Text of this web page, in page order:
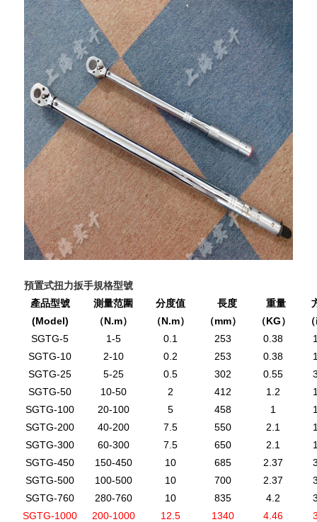
預置式扭力扳手規格型號
產品型號
(Model)
測量范圍
（N.m）
分度值
（N.m）
長度
（mm）
重量
（KG ）
SGTG-5
1-5 0.1 253 0.38
SGTG-10
2-10 0.2 253 0.38
SGTG-25
5-25 0.5 302 0.55
SGTG-50
10-50 2 412 1.2
SGTG-100
20-100 5 458 1
SGTG-200
40-200 7.5 550 2.1
SGTG-300
60-300 7.5 650 2.1
SGTG-450
150-450 10 685 2.37
SGTG-500
100-500 10 700 2.37
SGTG-760
280-760 10 835 4.2
SGTG-1000
200-1000 12.5 1340 4.46